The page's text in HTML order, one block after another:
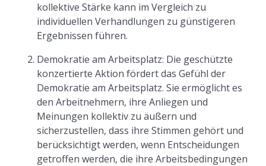
kollektive Stärke kann im Vergleich zu
individuellen Verhandlungen zu günstigeren
Ergebnissen führen.
Demokratie am Arbeitsplatz: Die geschützte
konzertierte Aktion fördert das Gefühl der
Demokratie am Arbeitsplatz. Sie ermöglicht es
den Arbeitnehmern, ihre Anliegen und
Meinungen kollektiv zu äußern und
sicherzustellen, dass ihre Stimmen gehört und
berücksichtigt werden, wenn Entscheidungen
getroffen werden, die ihre Arbeitsbedingungen